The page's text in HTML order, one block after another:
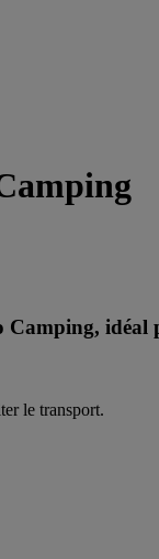
idéal
le transport.